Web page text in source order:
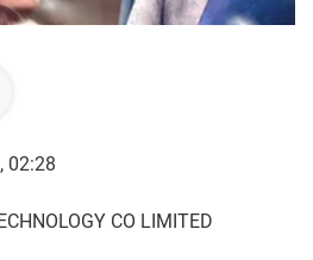
02:28
CO LIMITED